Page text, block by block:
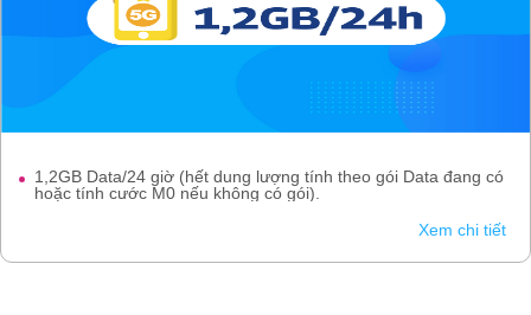
1,2GB Data/24 giờ (hết dung lượng tính theo gói Data đang có
hoặc tính cước M0 nếu không có gói).
Xem chi tiết